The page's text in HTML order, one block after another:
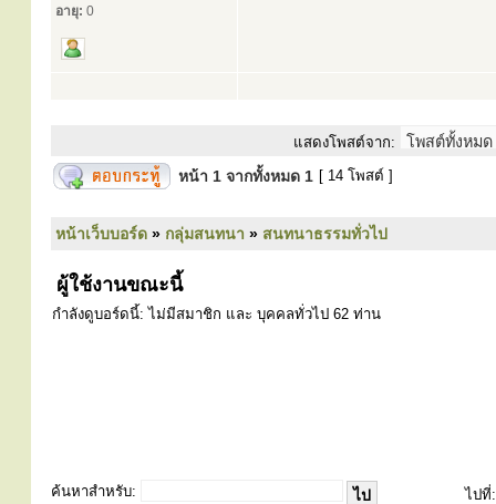
อายุ: 0
แสดงโพสต์จาก:
หน้า 1 จากทั้งหมด 1 [ 14 โพสต์ ]
หน้าเว็บบอร์ด » กลุ่มสนทนา » สนทนาธรรมทั่วไป
ผู้ใช้งานขณะนี้
กำลังดูบอร์ดนี้: ไม่มีสมาชิก และ บุคคลทั่วไป 62 ท่าน
ค้นหาสำหรับ: ไปที่: